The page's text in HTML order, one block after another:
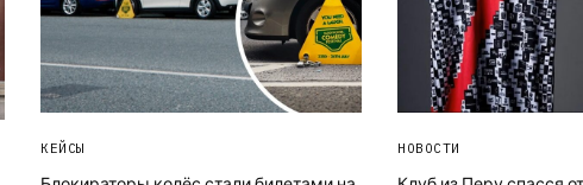
КЕЙСЫ НОВОСТИ